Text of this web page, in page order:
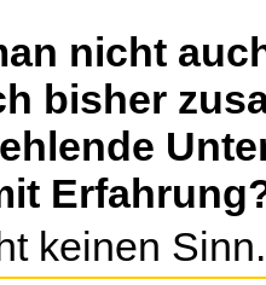
nicht
bisher
keinen Sinn.